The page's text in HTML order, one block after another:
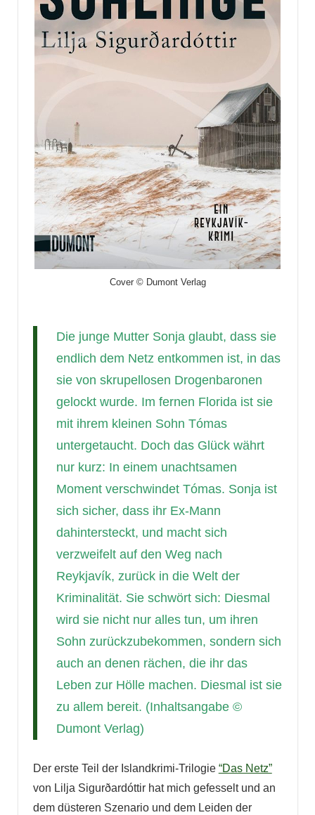
Cover © Dumont Verlag
Die junge Mutter Sonja glaubt, dass sie
endlich dem Netz entkommen ist, in das
sie von skrupellosen Drogenbaronen
gelockt wurde. Im fernen Florida ist sie
mit ihrem kleinen Sohn Tómas
untergetaucht. Doch das Glück währt
nur kurz: In einem unachtsamen
Moment verschwindet Tómas. Sonja ist
sich sicher, dass ihr Ex-Mann
dahintersteckt, und macht sich
verzweifelt auf den Weg nach
Reykjavík, zurück in die Welt der
Kriminalität. Sie schwört sich: Diesmal
wird sie nicht nur alles tun, um ihren
Sohn zurückzubekommen, sondern sich
auch an denen rächen, die ihr das
Leben zur Hölle machen. Diesmal ist sie
zu allem bereit. (Inhaltsangabe ©
Dumont Verlag)
Der erste Teil der Islandkrimi-Trilogie “Das Netz”
von Lilja Sigurðardóttir hat mich gefesselt und an
dem düsteren Szenario und dem Leiden der